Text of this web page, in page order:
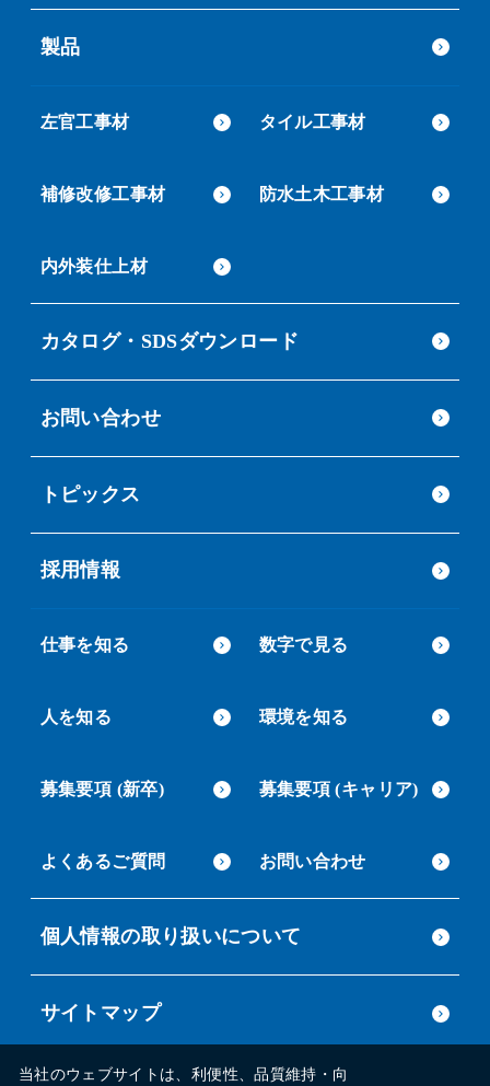
製品
左官工事材 タイル工事材
補修改修工事材 防水土木工事材
内外装仕上材
カタログ・SDSダウンロード
お問い合わせ
トピックス
採用情報
仕事を知る 数字で見る
人を知る 環境を知る
募集要項 (新卒) 募集要項 (キャリア)
よくあるご質問 お問い合わせ
個人情報の取り扱いについて
サイトマップ
当社のウェブサイトは、利便性、品質維持・向